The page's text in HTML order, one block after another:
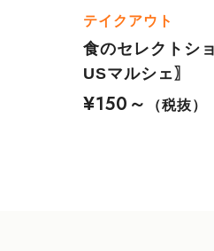
テイクアウト
食のセレクトシ
USマルシェ〗
¥150～
（税抜）